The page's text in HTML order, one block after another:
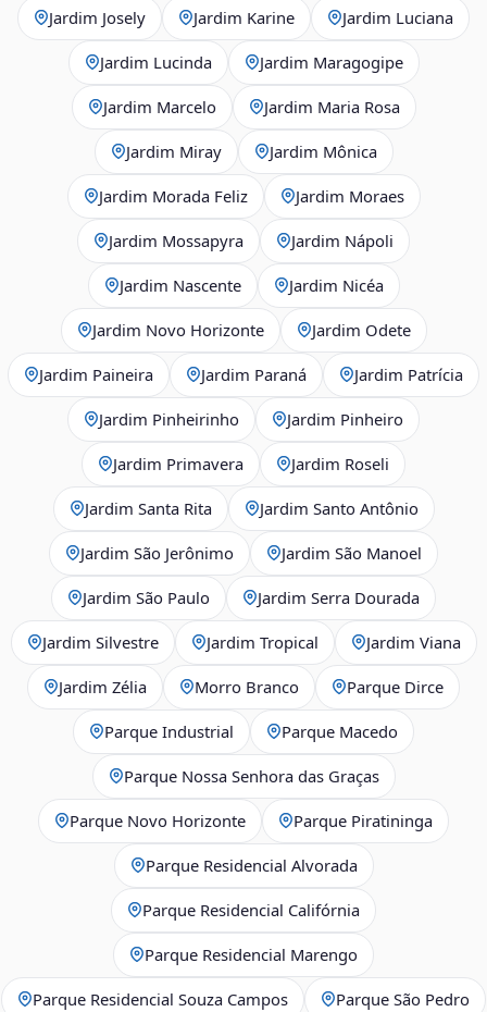
Jardim Josely Jardim Karine Jardim Luciana
Jardim Lucinda Jardim Maragogipe
Jardim Marcelo Jardim Maria Rosa
Jardim Miray Jardim Mônica
Jardim Morada Feliz Jardim Moraes
Jardim Mossapyra Jardim Nápoli
Jardim Nascente Jardim Nicéa
Jardim Novo Horizonte Jardim Odete
Jardim Paineira Jardim Paraná Jardim Patrícia
Jardim Pinheirinho Jardim Pinheiro
Jardim Primavera Jardim Roseli
Jardim Santa Rita Jardim Santo Antônio
Jardim São Jerônimo Jardim São Manoel
Jardim São Paulo Jardim Serra Dourada
Jardim Silvestre Jardim Tropical Jardim Viana
Jardim Zélia Morro Branco Parque Dirce
Parque Industrial Parque Macedo
Parque Nossa Senhora das Graças
Parque Novo Horizonte Parque Piratininga
Parque Residencial Alvorada
Parque Residencial Califórnia
Parque Residencial Marengo
Parque Residencial Souza Campos Parque São Pedro